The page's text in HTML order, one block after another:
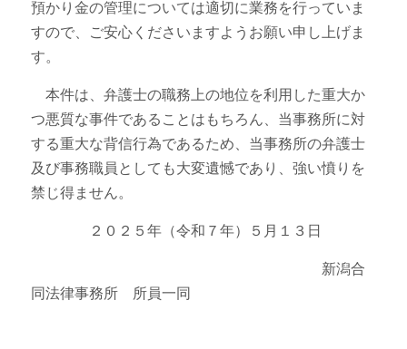
預かり金の管理については適切に業務を行っていま
すので、ご安心くださいますようお願い申し上げま
す。
本件は、弁護士の職務上の地位を利用した重大か
つ悪質な事件であることはもちろん、当事務所に対
する重大な背信行為であるため、当事務所の弁護士
及び事務職員としても大変遺憾であり、強い憤りを
禁じ得ません。
２０２５年（令和７年）５月１３日
新潟合
同法律事務所 所員一同